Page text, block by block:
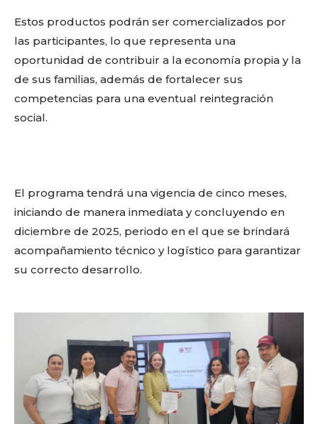
Facebook
Twitter
EmailWhatsApp
Copy
Link
Gmail
Telegram
to stay in the loop.
SUBSCRIBE
Estos productos podrán ser comercializados por
las participantes, lo que representa una
oportunidad de contribuir a la economía propia y la
de sus familias, además de fortalecer sus
competencias para una eventual reintegración
social.
El programa tendrá una vigencia de cinco meses,
iniciando de manera inmediata y concluyendo en
diciembre de 2025, periodo en el que se brindará
acompañamiento técnico y logístico para garantizar
su correcto desarrollo.